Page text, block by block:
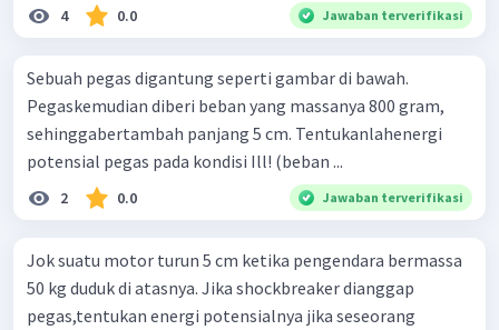
4 0.0 Jawaban terverifikasi
Sebuah pegas digantung seperti gambar di bawah.
Pegaskemudian diberi beban yang massanya 800 gram,
sehinggabertambah panjang 5 cm. Tentukanlahenergi
potensial pegas pada kondisi Ill! (beban ...
2 0.0 Jawaban terverifikasi
Jok suatu motor turun 5 cm ketika pengendara bermassa
50 kg duduk di atasnya. Jika shockbreaker dianggap
pegas,tentukan energi potensialnya jika seseorang